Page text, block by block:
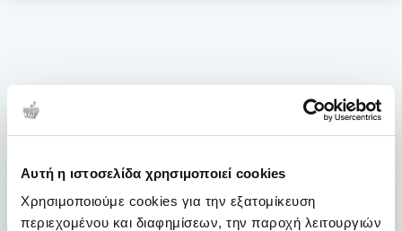
Αυτή η ιστοσελίδα χρησιμοποιεί cookies
Χρησιμοποιούμε cookies για την εξατομίκευση
περιεχομένου και διαφημίσεων, την παροχή λειτουργιών